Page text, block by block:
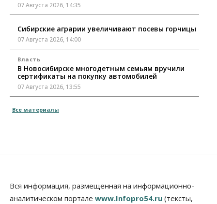
07 Августа 2026, 14:35
Сибирские аграрии увеличивают посевы горчицы
07 Августа 2026, 14:00
Власть
В Новосибирске многодетным семьям вручили
сертификаты на покупку автомобилей
07 Августа 2026, 13:55
Треть автовладельцев в Новосибирской области
07 Августа 2026, 12:35
Все материалы
Вся информация, размещенная на информационно-
аналитическом портале www.Infopro54.ru (тексты,